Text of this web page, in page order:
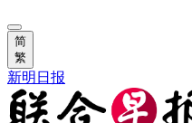
简
繁
新明日报